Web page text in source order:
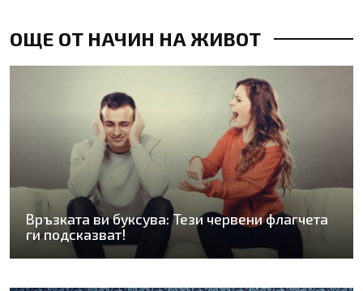
ОЩЕ ОТ НАЧИН НА ЖИВОТ
Връзката ви буксува: Тези червени флагчета
ги подсказват!